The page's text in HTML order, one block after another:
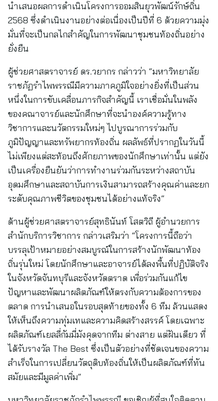
นำเสนอผลการดำเนินโครงการออมสินยุวพัฒน์รักษ์ถิ่น
2568 ซึ่งดำเนินงานอย่างต่อเนื่องเป็นปีที่ 6 ด้วยความมุ่ง
มั่นที่จะเป็นกลไกสำคัญในการพัฒนาชุมชนท้องถิ่นอย่าง
ยั่งยืน
ผู้ช่วยศาสตราจารย์ ดร.วยากร กล่าวว่า “มหาวิทยาลัย
ราชภัฏรำไพพรรณีมีความภาคภูมิใจอย่างยิ่งที่เป็นส่วน
หนึ่งในการขับเคลื่อนภารกิจสำคัญนี้ เราเชื่อมั่นในพลัง
ของคณาจารย์และนักศึกษาที่จะนำองค์ความรู้ทาง
วิชาการและนวัตกรรมใหม่ๆ ไปบูรณาการร่วมกับ
ภูมิปัญญาและทรัพยากรท้องถิ่น ผลลัพธ์ที่ปรากฏในวันนี้
ไม่เพียงแต่สะท้อนถึงศักยภาพของนักศึกษาเท่านั้น แต่ยัง
เป็นเครื่องยืนยันว่าการทำงานร่วมกันระหว่างสถาบัน
อุดมศึกษาและสถาบันการเงินสามารถสร้างคุณค่าและยก
ระดับคุณภาพชีวิตของชุมชนได้อย่างแท้จริง”
ด้านผู้ช่วยศาสตราจารย์สุทธินันท์ โสตวิถี ผู้อำนวยการ
สำนักบริการวิชาการ กล่าวเสริมว่า “โครงการนี้ถือว่า
บรรลุเป้าหมายอย่างสมบูรณ์ในการสร้างนักพัฒนาท้อง
ถิ่นรุ่นใหม่ โดยนักศึกษาและอาจารย์ได้ลงพื้นที่ปฏิบัติจริง
ในจังหวัดจันทบุรีและจังหวัดตราด เพื่อร่วมกันแก้ไข
ปัญหาและพัฒนาผลิตภัณฑ์ให้ตรงกับความต้องการของ
ตลาด การนำเสนอในรอบสุดท้ายของทั้ง 6 ทีม ล้วนแสดง
ให้เห็นถึงความทุ่มเทและความคิดสร้างสรรค์ โดยเฉพาะ
ผลิตภัณฑ์เยลลี่กัมมี่มังคุดจากทีม ต่างสาย แต่ฝันเดียว ที่
ได้รับรางวัล The Best ซึ่งเป็นตัวอย่างที่ชัดเจนของความ
สำเร็จในการเปลี่ยนวัตถุดิบท้องถิ่นให้เป็นผลิตภัณฑ์ที่ทัน
สมัยและมีมูลค่าเพิ่ม”